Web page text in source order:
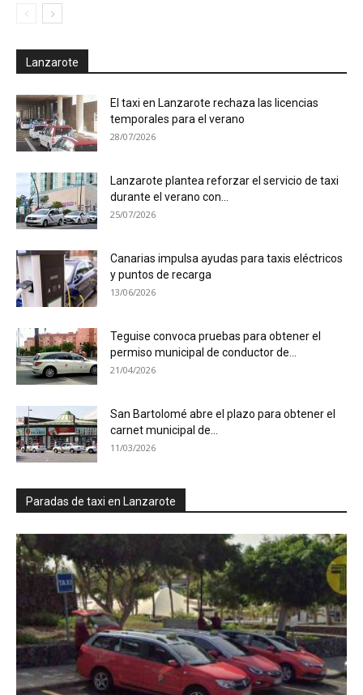
Lanzarote
El taxi en Lanzarote rechaza las licencias
temporales para el verano
28/07/2026
Lanzarote plantea reforzar el servicio de taxi
durante el verano con...
25/07/2026
Canarias impulsa ayudas para taxis eléctricos
y puntos de recarga
13/06/2026
Teguise convoca pruebas para obtener el
permiso municipal de conductor de...
21/04/2026
San Bartolomé abre el plazo para obtener el
carnet municipal de...
11/03/2026
Paradas de taxi en Lanzarote